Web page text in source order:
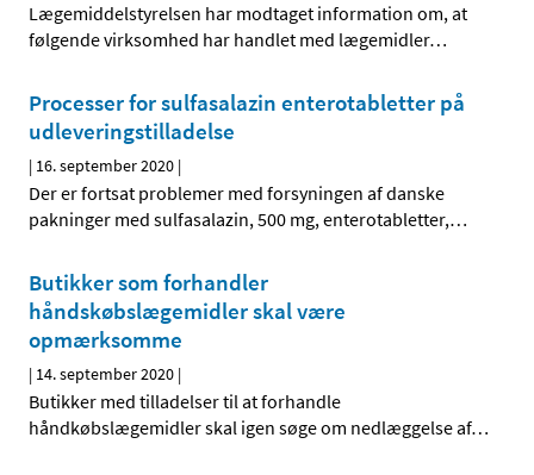
Lægemiddelstyrelsen har modtaget information om, at
følgende virksomhed har handlet med lægemidler…
Processer for sulfasalazin enterotabletter på
udleveringstilladelse
| 16. september 2020 |
Der er fortsat problemer med forsyningen af danske
pakninger med sulfasalazin, 500 mg, enterotabletter,…
Butikker som forhandler
håndskøbslægemidler skal være
opmærksomme
| 14. september 2020 |
Butikker med tilladelser til at forhandle
håndkøbslægemidler skal igen søge om nedlæggelse af…